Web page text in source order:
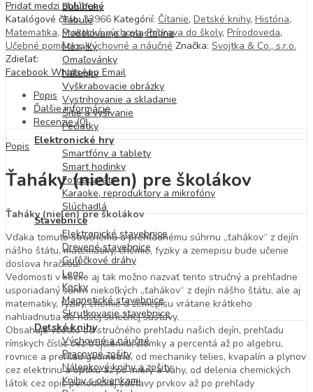
Bublifuky
Tabule
Modelovanie a plastelína
Mozaiky
Omaľovánky
Nálepky
Vyškrabovacie obrázky
Vystrihovanie a skladanie
Šitie a vyšívanie
Pečiatky
Elektronické hry
Smartfóny a tablety
Smart hodinky
Fotoaparáty
Karaoke, reproduktory a mikrofóny
Slúchadlá
Stavebnice
Elektronické stavebnice
Drevené stavebnice
Guľôčkové dráhy
Lego
Kocky
Magnetické stavebnice
Skrutkovacie stavebnice
Detské knihy
Výchovné a náučné
Pracovné zošity
Nálepkové knihy a zošity
Knihy s okienkami
Pridať medzi obľúbené
Katalógové číslo:33966 Kategórií: Čítanie, Detské knihy, História,
Matematika, Praktická výchova,Príprava do školy, Prírodoveda,
Učebné pomôcky,Výchovné a náučné Značka: Svojtka & Co., s.r.o.
Zdieľať:
Facebook WhatsApp Email
Popis
Ďalšie informácie
Recenzie (0)
Popis
Ťaháky (nielen) pre školákov
Ťaháky (nielen) pre školákov
Vďaka tomuto stručnému a prehľadnému súhrnu „ťahákov“ z dejín
nášho štátu, matematiky, chémie, fyziky a zemepisu bude učenie
doslova hračkou!
Vedomosti v kocke aj tak možno nazvať tento stručný a prehľadne
usporiadaný súhrn niekoľkých „ťahákov“ z dejín nášho štátu, ale aj
matematiky, fyziky, chémie a zemepisu vrátane krátkeho
nahliadnutia do našej slnečnej sústavy.
Obsahuje všetko od stručného prehľadu našich dejín, prehľadu
rímskych číslic cez trojčlenku, zlomky a percentá až po algebru,
rovnice a prehľad geometrie, od mechaniky telies, kvapalín a plynov
cez elektrinu a optiku až po miery a váhy, od delenia chemických
látok cez opis periodickej sústavy prvkov až po prehľady